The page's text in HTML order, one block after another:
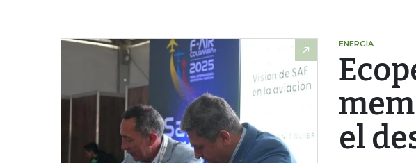
ENERGÍA
el